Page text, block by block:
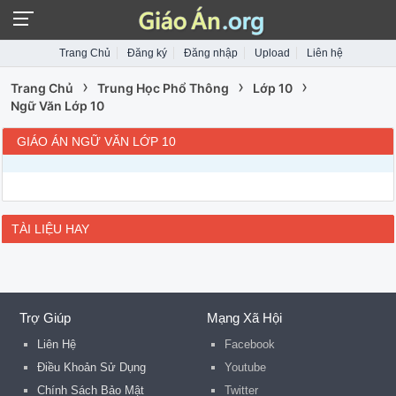
Trang Chủ Đăng ký Đăng nhập Upload Liên hệ
Trang Chủ › Trung Học Phổ Thông › Lớp 10 ›
Ngữ Văn Lớp 10
GIÁO ÁN NGỮ VĂN LỚP 10
TÀI LIỆU HAY
Trợ Giúp
Liên Hệ
Điều Khoản Sử Dụng
Chính Sách Bảo Mật
Mạng Xã Hội
Facebook
Youtube
Twitter